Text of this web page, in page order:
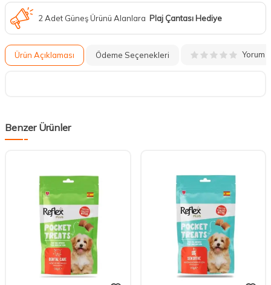
2 Adet Güneş Ürünü Alanlara Plaj Çantası Hediye
Ürün Açıklaması Ödeme Seçenekleri Yorum
Benzer Ürünler